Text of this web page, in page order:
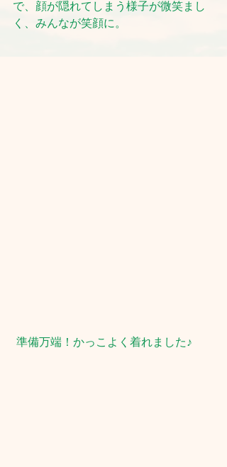
で、顔が隠れてしまう様子が微笑まし
く、みんなが笑顔に。
準備万端！かっこよく着れました♪